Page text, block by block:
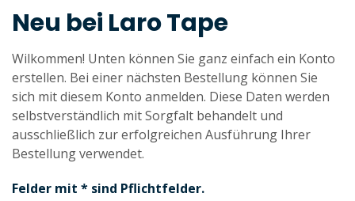
Neu bei Laro Tape
Wilkommen! Unten können Sie ganz einfach ein Konto
erstellen. Bei einer nächsten Bestellung können Sie
sich mit diesem Konto anmelden. Diese Daten werden
selbstverständlich mit Sorgfalt behandelt und
ausschließlich zur erfolgreichen Ausführung Ihrer
Bestellung verwendet.
Felder mit * sind Pflichtfelder.